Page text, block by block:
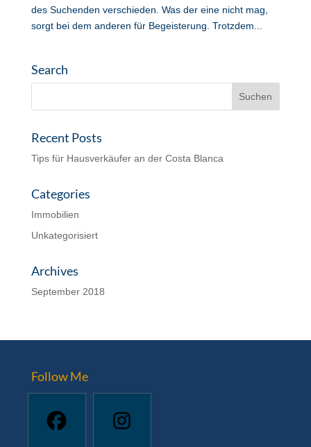
des Suchenden verschieden. Was der eine nicht mag,
sorgt bei dem anderen für Begeisterung. Trotzdem...
Search
Recent Posts
Tips für Hausverkäufer an der Costa Blanca
Categories
Immobilien
Unkategorisiert
Archives
September 2018
Follow Me